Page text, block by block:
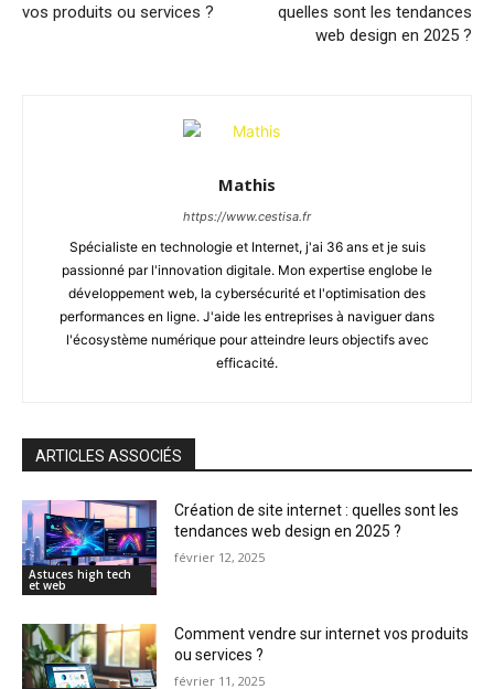
vos produits ou services ?
quelles sont les tendances
web design en 2025 ?
Mathis
https://www.cestisa.fr
Spécialiste en technologie et Internet, j'ai 36 ans et je suis
passionné par l'innovation digitale. Mon expertise englobe le
développement web, la cybersécurité et l'optimisation des
performances en ligne. J'aide les entreprises à naviguer dans
l'écosystème numérique pour atteindre leurs objectifs avec
efficacité.
ARTICLES ASSOCIÉS
Astuces high tech
et web
Création de site internet : quelles sont les
tendances web design en 2025 ?
février 12, 2025
Comment vendre sur internet vos produits
ou services ?
février 11, 2025